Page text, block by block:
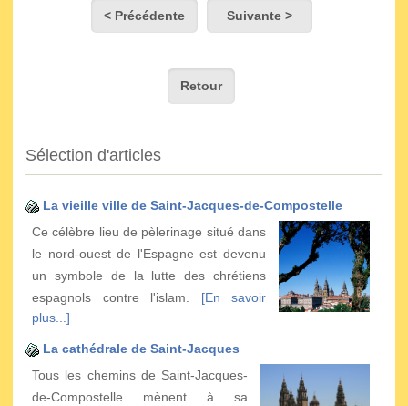
< Précédente Suivante >
Retour
Sélection d'articles
La vieille ville de Saint-Jacques-de-Compostelle
Ce célèbre lieu de pèlerinage situé dans
le nord-ouest de l'Espagne est devenu
un symbole de la lutte des chrétiens
espagnols contre l'islam. [En savoir
plus...]
La cathédrale de Saint-Jacques
Tous les chemins de Saint-Jacques-
de-Compostelle mènent à sa